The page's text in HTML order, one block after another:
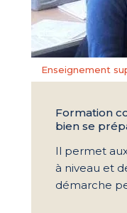
Enseignement
Formation
bien se
Il permet
à niveau et
démarche